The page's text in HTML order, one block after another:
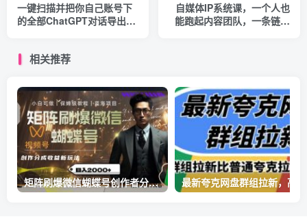
一键扫描并把你自己账号下
的全部ChatGPT对话导出到
自媒体IP系统课，一个人也
能跑起内容团队，一条链路
相关推荐
矩阵刷爆微信蝴蝶号创作者分成计划收益的新玩法，日入2000+【揭秘】